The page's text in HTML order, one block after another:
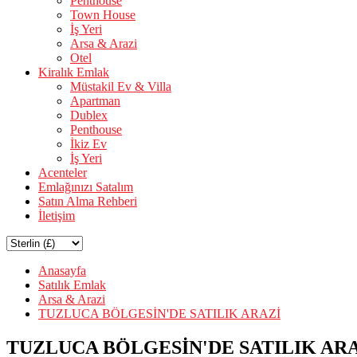
Town House
İş Yeri
Arsa & Arazi
Otel
Kiralık Emlak
Müstakil Ev & Villa
Apartman
Dublex
Penthouse
İkiz Ev
İş Yeri
Acenteler
Emlağınızı Satalım
Satın Alma Rehberi
İletişim
Anasayfa
Satılık Emlak
Arsa & Arazi
TUZLUCA BÖLGESİN'DE SATILIK ARAZİ
TUZLUCA BÖLGESİN'DE SATILIK